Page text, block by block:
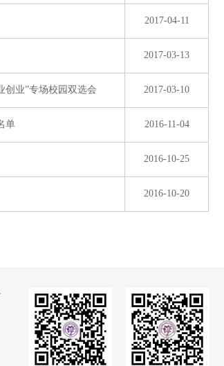
2017-04-11
2017-03-13
创业”专场校园双选会 2017-03-10
单 2016-11-04
2016-10-25
2016-10-20